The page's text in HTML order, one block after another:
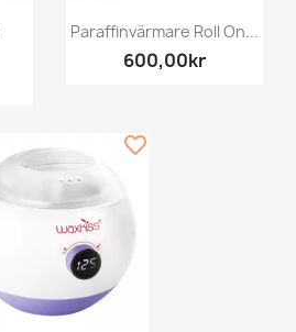
Paraffinvärmare Roll On...
600,00kr
favorite_border